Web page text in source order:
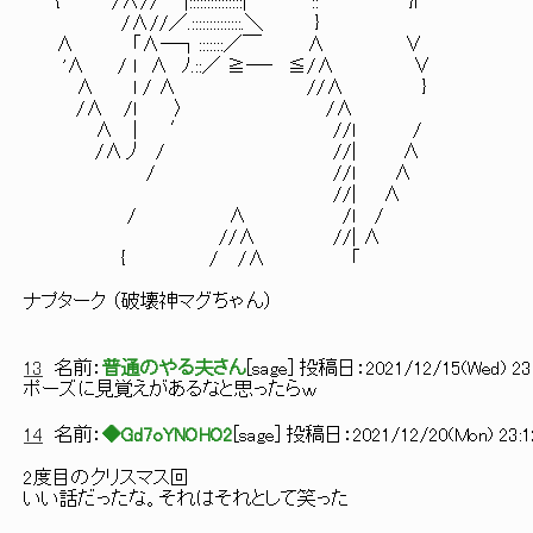
/∧//／.::::::::::::::.＼ }
∧ 「∧―┐:::::::／￣ ∧ ∨
'∧ / l ∧ ﾉ.::／ ≧―‐ ≦/∧ ∨
∧ l / ∧ //∧ }
/∧ /l 〉 /∧
∧ | ′ //l /
/∧丿 / //| ∧
/ //l ∧
//| ∧
/ ∧ /l /
//∧ //| ∧
{ / /∧ 「
ナプターク （破壊神マグちゃん）
13 名前： 普通のやる夫さん sage ] 投稿日： 2021/12/15(Wed)
ポーズに見覚えがあるなと思ったらｗ
14 名前： ◆Gd7oYNOHO2 sage ] 投稿日： 2021/12/20(Mon)
2度目のクリスマス回
いい話だったな。それはそれとして笑った